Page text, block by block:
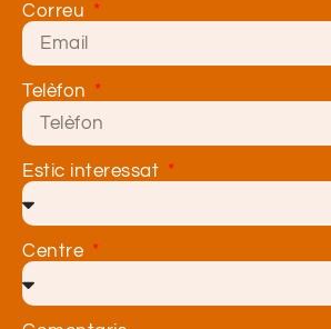
Correu
Telèfon
Estic interessat
Centre